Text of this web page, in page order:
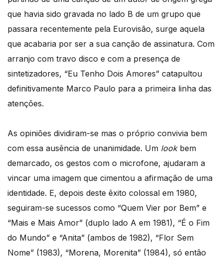
que havia sido gravada no lado B de um grupo que
passara recentemente pela Eurovisão, surge aquela
que acabaria por ser a sua canção de assinatura. Com
arranjo com travo disco e com a presença de
sintetizadores, “Eu Tenho Dois Amores” catapultou
definitivamente Marco Paulo para a primeira linha das
atenções.
As opiniões dividiram-se mas o próprio convivia bem
com essa ausência de unanimidade. Um lookbem
demarcado, os gestos com o microfone, ajudaram a
vincar uma imagem que cimentou a afirmação de uma
identidade. E, depois deste êxito colossal em 1980,
seguiram-se sucessos como “Quem Vier por Bem” e
“Mais e Mais Amor” (duplo lado A em 1981), “É o Fim
do Mundo” e “Anita” (ambos de 1982), “Flor Sem
Nome” (1983), “Morena, Morenita” (1984), só então